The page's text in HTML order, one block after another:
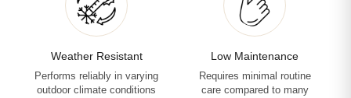
Weather Resistant
Performs reliably in varying
outdoor climate conditions
Low Maintenance
Requires minimal routine
care compared to many